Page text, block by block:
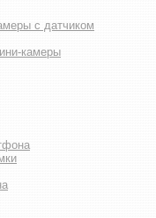
с датчиком
камеры